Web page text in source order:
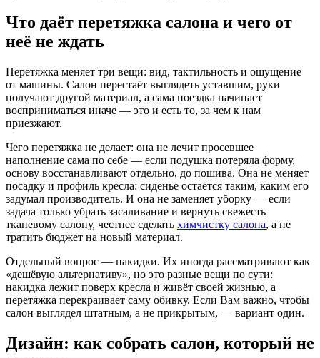
Что даёт перетяжка салона и чего от
неё не ждать
Перетяжка меняет три вещи: вид, тактильность и ощущение
от машины. Салон перестаёт выглядеть уставшим, руки
получают другой материал, а сама поездка начинает
восприниматься иначе — это и есть то, за чем к нам
приезжают.
Чего перетяжка не делает: она не лечит просевшее
наполнение сама по себе — если подушка потеряла форму,
основу восстанавливают отдельно, до пошива. Она не меняет
посадку и профиль кресла: сиденье остаётся таким, каким его
задумал производитель. И она не заменяет уборку — если
задача только убрать засаливание и вернуть свежесть
тканевому салону, честнее сделать химчистку салона, а не
тратить бюджет на новый материал.
Отдельный вопрос — накидки. Их иногда рассматривают как
«дешёвую альтернативу», но это разные вещи по сути:
накидка лежит поверх кресла и живёт своей жизнью, а
перетяжка перекраивает саму обивку. Если Вам важно, чтобы
салон выглядел штатным, а не прикрытым, — вариант один.
Дизайн: как собрать салон, который не